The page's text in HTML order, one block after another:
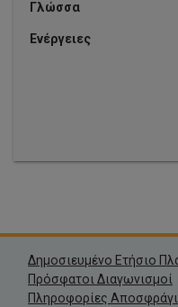
Δημοσιευμένο Ετήσιο
Πρόσφατοι Διαγωνισμοί
Πληροφορίες